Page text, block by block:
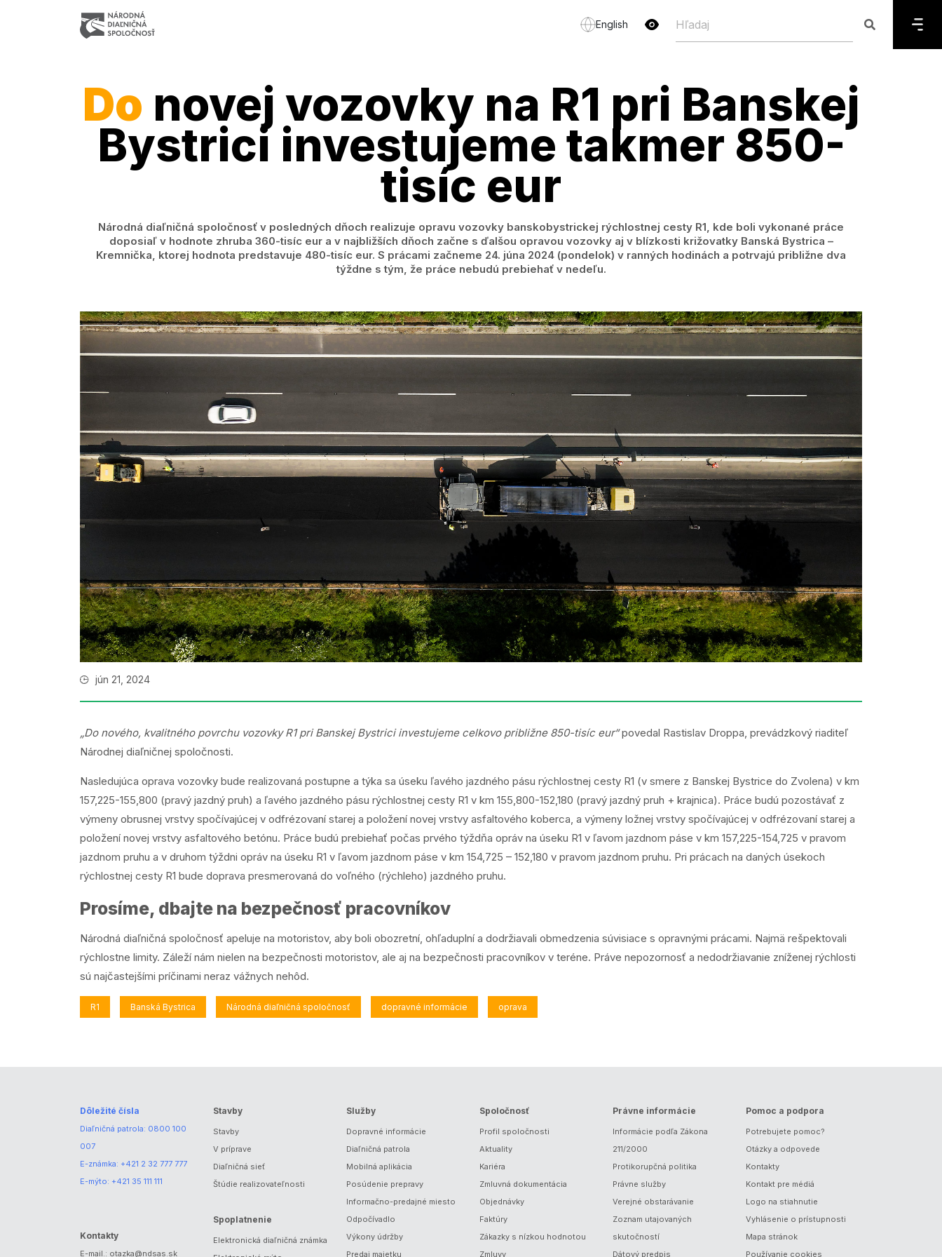
English
Do novej vozovky na R1 pri Banskej
Bystrici investujeme takmer 850-
tisíc eur
Národná diaľničná spoločnosť v posledných dňoch realizuje opravu vozovky banskobystrickej rýchlostnej cesty R1, kde boli vykonané práce
doposiaľ v hodnote zhruba 360-tisíc eur a v najbližších dňoch začne s ďalšou opravou vozovky aj v blízkosti križovatky Banská Bystrica –
Kremnička, ktorej hodnota predstavuje 480-tisíc eur. S prácami začneme 24. júna 2024 (pondelok) v ranných hodinách a potrvajú približne dva
týždne s tým, že práce nebudú prebiehať v nedeľu.
jún 21, 2024
„Do nového, kvalitného povrchu vozovky R1 pri Banskej Bystrici investujeme celkovo približne 850-tisíc eur“povedal Rastislav Droppa, prevádzkový riaditeľ
Národnej diaľničnej spoločnosti.
Nasledujúca oprava vozovky bude realizovaná postupne a týka sa úseku ľavého jazdného pásu rýchlostnej cesty R1 (v smere z Banskej Bystrice do Zvolena) v km
157,225-155,800 (pravý jazdný pruh) a ľavého jazdného pásu rýchlostnej cesty R1 v km 155,800-152,180 (pravý jazdný pruh + krajnica). Práce budú pozostávať z
výmeny obrusnej vrstvy spočívajúcej v odfrézovaní starej a položení novej vrstvy asfaltového koberca, a výmeny ložnej vrstvy spočívajúcej v odfrézovaní starej a
položení novej vrstvy asfaltového betónu. Práce budú prebiehať počas prvého týždňa opráv na úseku R1 v ľavom jazdnom páse v km 157,225-154,725 v pravom
jazdnom pruhu a v druhom týždni opráv na úseku R1 v ľavom jazdnom páse v km 154,725 – 152,180 v pravom jazdnom pruhu. Pri prácach na daných úsekoch
rýchlostnej cesty R1 bude doprava presmerovaná do voľného (rýchleho) jazdného pruhu.
Prosíme, dbajte na bezpečnosť pracovníkov
Národná diaľničná spoločnosť apeluje na motoristov, aby boli obozretní, ohľaduplní a dodržiavali obmedzenia súvisiace s opravnými prácami. Najmä rešpektovali
rýchlostne limity. Záleží nám nielen na bezpečnosti motoristov, ale aj na bezpečnosti pracovníkov v teréne. Práve nepozornosť a nedodržiavanie zníženej rýchlosti
sú najčastejšími príčinami neraz vážnych nehôd.
R1 Banská Bystrica Národná diaľničná spoločnosť dopravné informácie oprava
Dôležité čísla
Diaľničná patrola: 0800 100
007
E-známka: +421 2 32 777 777
E-mýto: +421 35 111 111
Kontakty
E-mail.: otazka@ndsas.sk
Stavby
Stavby
V príprave
Diaľničná sieť
Štúdie realizovateľnosti
Spoplatnenie
Elektronická diaľničná známka
Služby
Dopravné informácie
Diaľničná patrola
Mobilná aplikácia
Posúdenie prepravy
Informačno-predajné miesto
Odpočívadlo
Výkony údržby
Predaj majetku
Spoločnosť
Profil spoločnosti
Aktuality
Kariéra
Zmluvná dokumentácia
Objednávky
Faktúry
Zákazky s nízkou hodnotou
Zmluvy
Právne informácie
Informácie podľa Zákona
211/2000
Protikorupčná politika
Právne služby
Verejné obstarávanie
Zoznam utajovaných
skutočností
Dátový predpis
Pomoc a podpora
Potrebujete pomoc?
Otázky a odpovede
Kontakty
Kontakt pre médiá
Logo na stiahnutie
Vyhlásenie o prístupnosti
Mapa stránok
Používanie cookies